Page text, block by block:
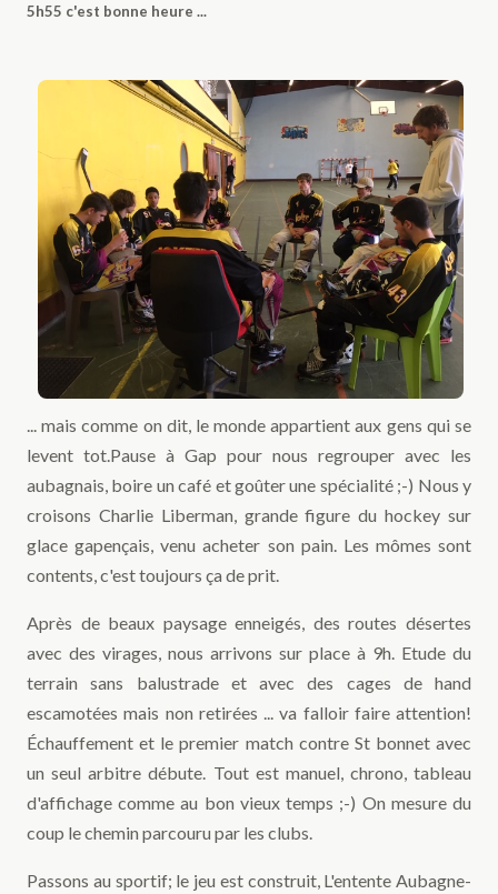
5h55 c'est bonne heure ...
... mais comme on dit, le monde appartient aux gens qui se
levent tot.Pause à Gap pour nous regrouper avec les
aubagnais, boire un café et goûter une spécialité ;-) Nous y
croisons Charlie Liberman, grande figure du hockey sur
glace gapençais, venu acheter son pain. Les mômes sont
contents, c'est toujours ça de prit.
Après de beaux paysage enneigés, des routes désertes
avec des virages, nous arrivons sur place à 9h. Etude du
terrain sans balustrade et avec des cages de hand
escamotées mais non retirées ... va falloir faire attention!
Échauffement et le premier match contre St bonnet avec
un seul arbitre débute. Tout est manuel, chrono, tableau
d'affichage comme au bon vieux temps ;-) On mesure du
coup le chemin parcouru par les clubs.
Passons au sportif; le jeu est construit, L'entente Aubagne-